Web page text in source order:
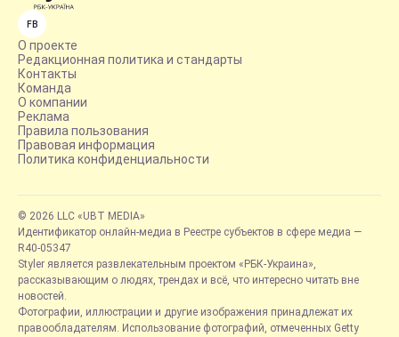
FB
О проекте
Редакционная политика и стандарты
Контакты
Команда
О компании
Реклама
Правила пользования
Правовая информация
Политика конфиденциальности
© 2026 LLC «UBT MEDIA»
Идентификатор онлайн-медиа в Реестре субъектов в сфере медиа —
R40-05347
Styler является развлекательным проектом «РБК-Украина»,
рассказывающим о людях, трендах и всё, что интересно читать вне
новостей.
Фотографии, иллюстрации и другие изображения принадлежат их
правообладателям. Использование фотографий, отмеченных Getty